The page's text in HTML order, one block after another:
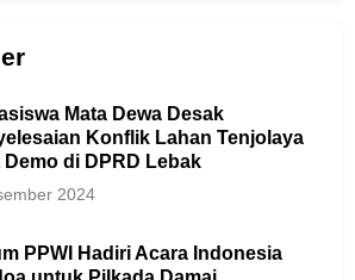
Mata Dewa Desak
Konflik Lahan Tenjolaya
Demo di DPRD Lebak
2024
PPWI Hadiri Acara Indonesia